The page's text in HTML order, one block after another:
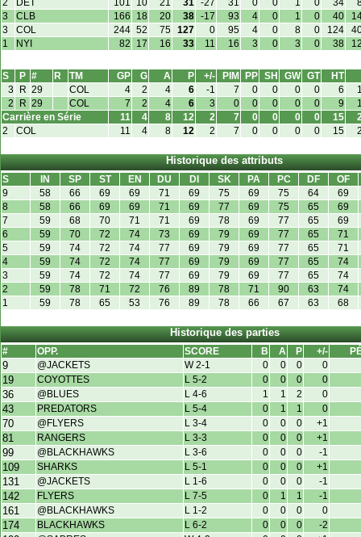
2
DET 101 10 21 31 -27 31 0 0 1 0 34
3
CLB 166 18 20 38 -17 93 4 0 1 0 40
3
COL 244 52 75 127 0 95 4 0 8 0 124
1
NYI 82 17 16 33 11 16 3 0 3 0 38
S P # R TM GP G A P +/- PIM PP SH GW GT
HT
3
R 29 COL 4 2 4 6 -1 7 0 0 0 0 6
2
R 29 COL 7 2 4 6 3 0 0 0 0 0 9
Carrière en Série
11 4 8 12 2 7 0 0 0 0 15
2
COL 11 4 8 12 2 7 0 0 0 0 15
Historique des attributs
S IN SP ST EN DU DI SK PA PC DF
OF
9
58 66 69 69 71 69 75 69 75 64
69
8
58 66 69 69 71 69 77 69 75 65
69
7
59 68 70 71 71 69 78 69 77 65
69
6
59 70 72 74 73 69 79 69 77 65
71
5
59 74 72 74 77 69 79 69 77 65
71
4
59 74 72 74 77 69 79 69 77 65
74
3
59 74 72 74 77 69 79 69 77 65
74
2
59 78 71 72 76 89 78 71 90 63
74
1
59 78 65 53 76 89 78 66 67 63 68
Historique des parties
# OPP. SCORE B A P +/-
9 @JACKETS W 2-1 0 0 0 0
19 COYOTTES L 5-2 0 0 0 0
36 @BLUES L 4-6 1 1 2 0
43 PREDATORS L 5-4 0 1 1 0
70 @FLYERS L 3-4 0 0 0 +1
81 RANGERS L 3-3 0 0 0 +1
99 @BLACKHAWKS L 3-6 0 0 0 -1
109 SHARKS L 5-1 0 0 0 +1
131 @JACKETS L 1-6 0 0 0 -1
142 FLYERS L 7-5 0 1 1 -1
161 @BLACKHAWKS L 1-2 0 0 0 0
174 BLACKHAWKS L 6-2 0 0 0 -2